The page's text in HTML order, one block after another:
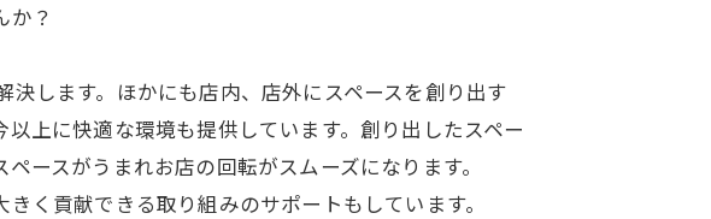
？
解決します。ほかにも店内、店外にスペースを創り出す
適な環境も提供しています。創り出したスペー
うまれお店の回転がスムーズになります。
できる取り組みのサポートもしています。